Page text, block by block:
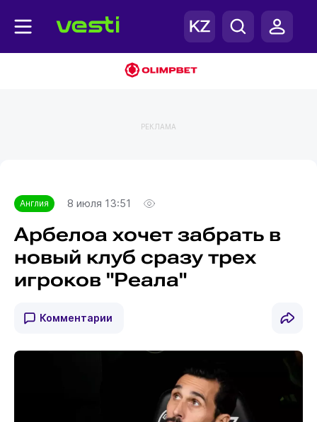
РЕКЛАМА
Англия 8 июля 13:51
Арбелоа хочет забрать в
новый клуб сразу трех
игроков "Реала"
Комментарии